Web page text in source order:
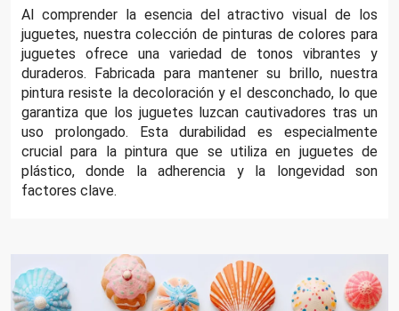
Al comprender la esencia del atractivo visual de los
juguetes, nuestra colección de pinturas de colores para
juguetes ofrece una variedad de tonos vibrantes y
duraderos. Fabricada para mantener su brillo, nuestra
pintura resiste la decoloración y el desconchado, lo que
garantiza que los juguetes luzcan cautivadores tras un
uso prolongado. Esta durabilidad es especialmente
crucial para la pintura que se utiliza en juguetes de
plástico, donde la adherencia y la longevidad son
factores clave.